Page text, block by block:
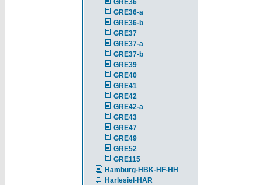
GRE36
GRE36-a
GRE36-b
GRE37
GRE37-a
GRE37-b
GRE39
GRE40
GRE41
GRE42
GRE42-a
GRE43
GRE47
GRE49
GRE52
GRE115
Hamburg-HBK-HF-HH
Harlesiel-HAR